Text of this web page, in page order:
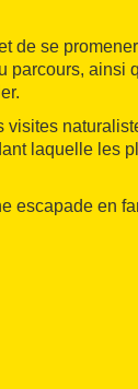
de se
parcours, ainsi
visites
laquelle les
escapade en
d'Aro